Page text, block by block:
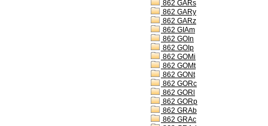
862 GARs
862 GARy
862 GARz
862 GIAm
862 GOIn
862 GOIp
862 GOMi
862 GOMt
862 GONt
862 GORc
862 GORl
862 GORp
862 GRAb
862 GRAc